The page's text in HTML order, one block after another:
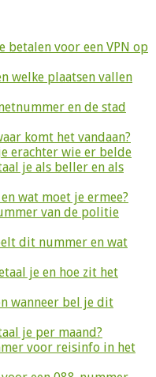
betalen voor een VPN op
welke plaatsen vallen
en de stad
komt het vandaan?
erachter wie er belde
je als beller en als
wat moet je ermee?
van de politie
dit nummer en wat
je en hoe zit het
wanneer bel je dit
je per maand?
voor reisinfo in het